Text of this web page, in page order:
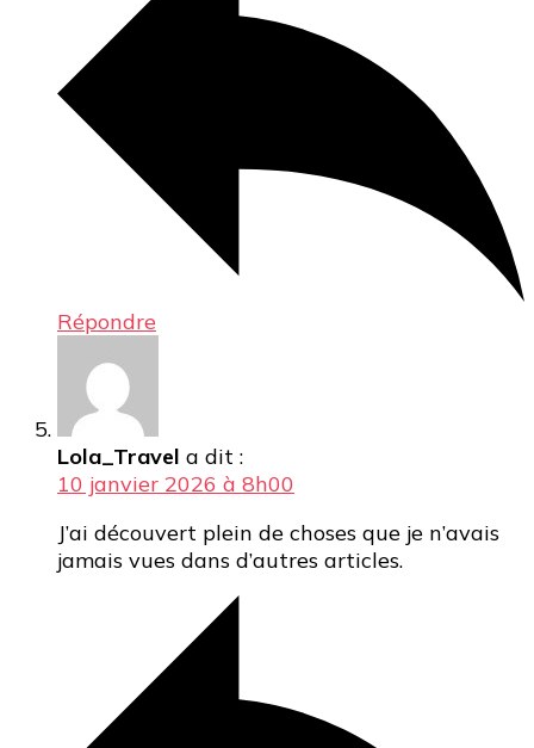
Répondre
Lola_Travel a dit :
10 janvier 2026 à 8h00
J’ai découvert plein de choses que je n’avais
jamais vues dans d’autres articles.